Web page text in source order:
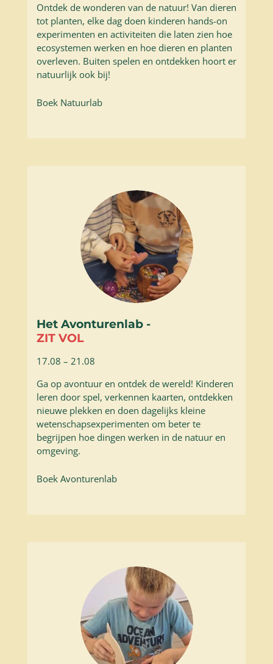
Ontdek de wonderen van de natuur! Van dieren
tot planten, elke dag doen kinderen hands-on
experimenten en activiteiten die laten zien hoe
ecosystemen werken en hoe dieren en planten
overleven. Buiten spelen en ontdekken hoort er
natuurlijk ook bij!
Boek Natuurlab
Het Avonturenlab -
ZIT VOL
17.08 – 21.08
Ga op avontuur en ontdek de wereld! Kinderen
leren door spel, verkennen kaarten, ontdekken
nieuwe plekken en doen dagelijks kleine
wetenschapsexperimenten om beter te
begrijpen hoe dingen werken in de natuur en
omgeving.
Boek Avonturenlab